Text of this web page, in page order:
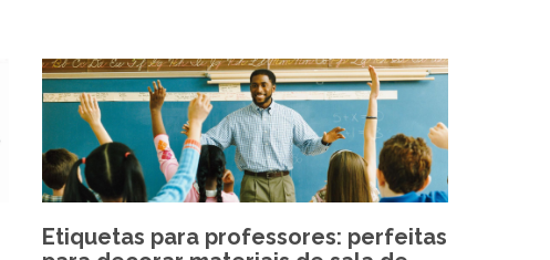
Etiquetas para professores: perfeitas